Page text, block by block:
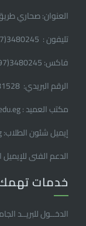
العنوان: صحاري
تليفون : 3480245(097 )(2
فاكس: 3480245(097)(2
الرقم البريدي: 81528
مكتب العميد : dean.secretary@agr.aswu.edu.eg
إيميل شئون الطلاب: vde@agr.aswu.edu.eg
الدعم الفنى
خدمات
الدخــول للبريــد